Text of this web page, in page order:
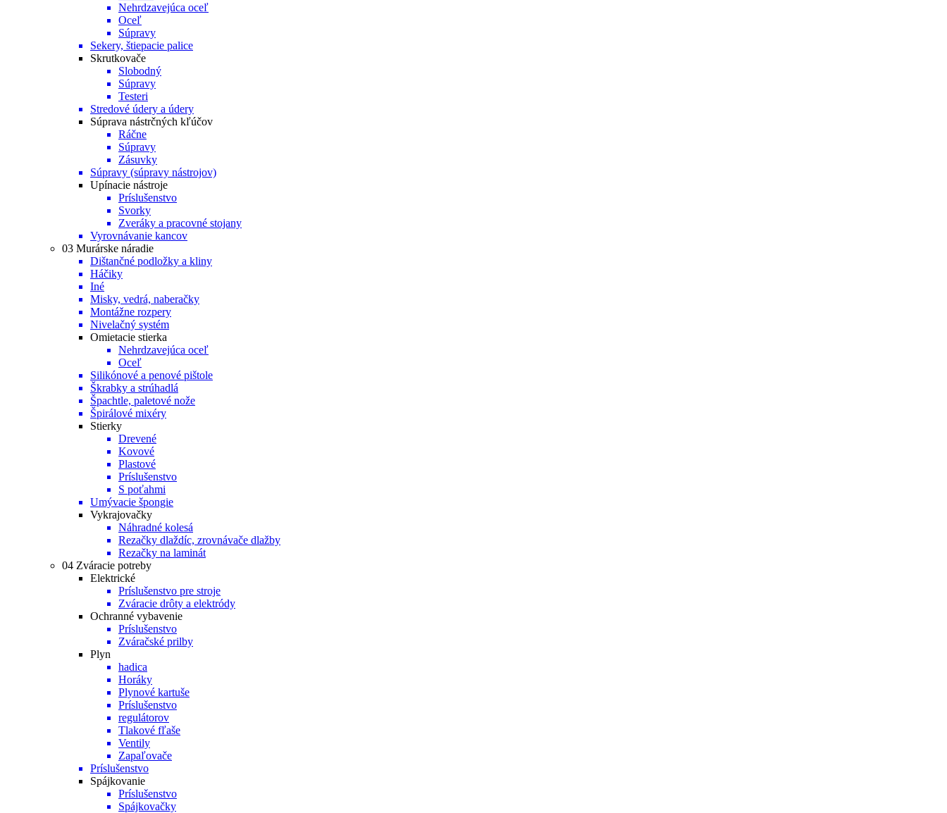
Nehrdzavejúca oceľ
Oceľ
Súpravy
Sekery, štiepacie palice
Skrutkovače
Slobodný
Súpravy
Testeri
Stredové údery a údery
Súprava nástrčných kľúčov
Ráčne
Súpravy
Zásuvky
Súpravy (súpravy nástrojov)
Upínacie nástroje
Príslušenstvo
Svorky
Zveráky a pracovné stojany
Vyrovnávanie kancov
03 Murárske náradie
Dištančné podložky a kliny
Háčiky
Iné
Misky, vedrá, naberačky
Montážne rozpery
Nivelačný systém
Omietacie stierka
Nehrdzavejúca oceľ
Oceľ
Silikónové a penové pištole
Škrabky a strúhadlá
Špachtle, paletové nože
Špirálové mixéry
Stierky
Drevené
Kovové
Plastové
Príslušenstvo
S poťahmi
Umývacie špongie
Vykrajovačky
Náhradné kolesá
Rezačky dlaždíc, zrovnávače dlažby
Rezačky na laminát
04 Zváracie potreby
Elektrické
Príslušenstvo pre stroje
Zváracie drôty a elektródy
Ochranné vybavenie
Príslušenstvo
Zváračské prilby
Plyn
hadica
Horáky
Plynové kartuše
Príslušenstvo
regulátorov
Tlakové fľaše
Ventily
Zapaľovače
Príslušenstvo
Spájkovanie
Príslušenstvo
Spájkovačky